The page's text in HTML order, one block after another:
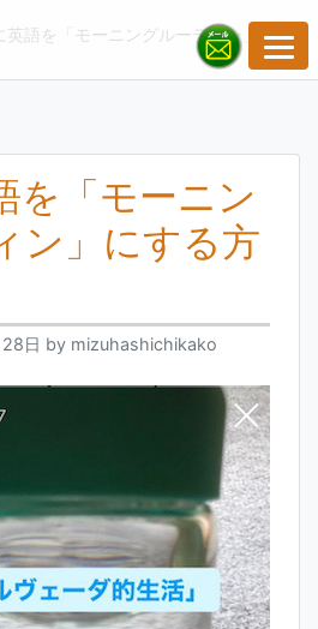
英語を「モーニングルーティン」にす
を「モーニン
ン」にする方
日 by mizuhashichikako